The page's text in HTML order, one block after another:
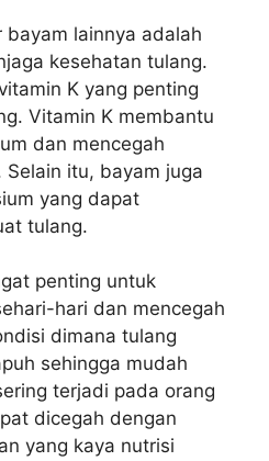
lainnya adalah
kesehatan tulang.
K yang penting
Vitamin K membantu
dan mencegah
itu, bayam juga
yang dapat
tulang.
penting untuk
hari dan mencegah
dimana tulang
sehingga mudah
terjadi pada orang
dicegah dengan
yang kaya nutrisi